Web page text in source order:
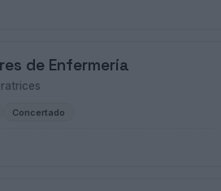
de Enfermería
Concertado